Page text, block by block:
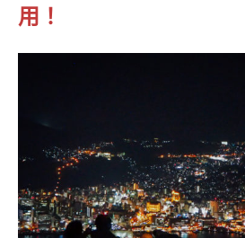
用！